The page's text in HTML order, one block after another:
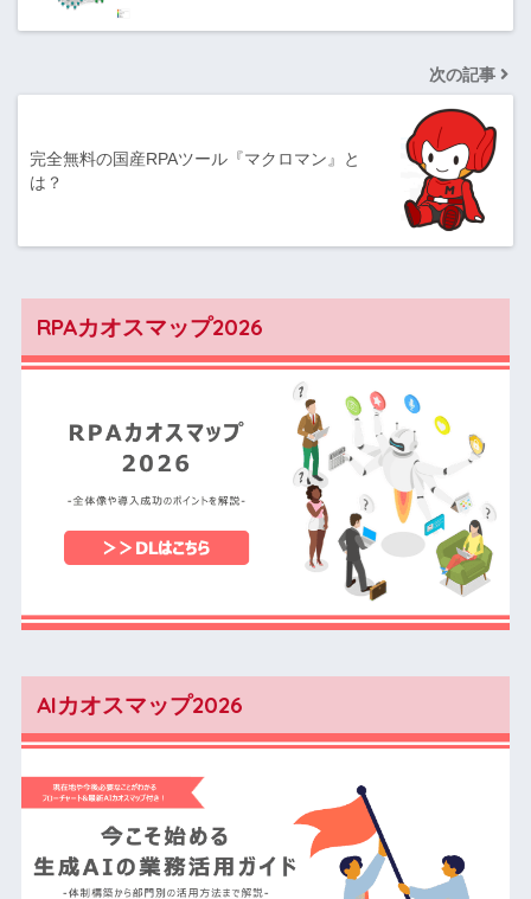
次の記事
完全無料の国産RPAツール『マクロマン』と
は？
RPAカオスマップ2026
AIカオスマップ2026